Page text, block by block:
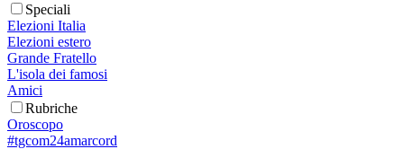
Speciali
Elezioni Italia
Elezioni estero
Grande Fratello
L'isola dei famosi
Amici
Rubriche
Oroscopo
#tgcom24amarcord